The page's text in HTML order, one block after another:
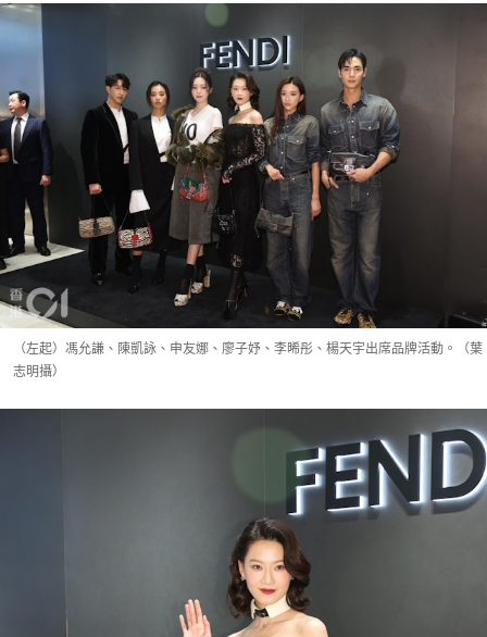
（左起）馮允謙、陳凱詠、申友娜、廖子妤、李晞彤、楊天宇出席品牌活動。（葉
志明攝）